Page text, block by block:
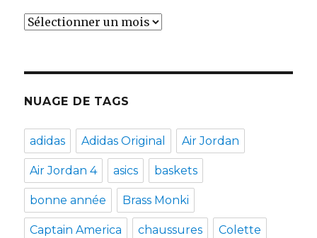
Archives
NUAGE DE TAGS
adidas Adidas Original Air Jordan
Air Jordan 4 asics baskets
bonne année Brass Monki
Captain America chaussures Colette